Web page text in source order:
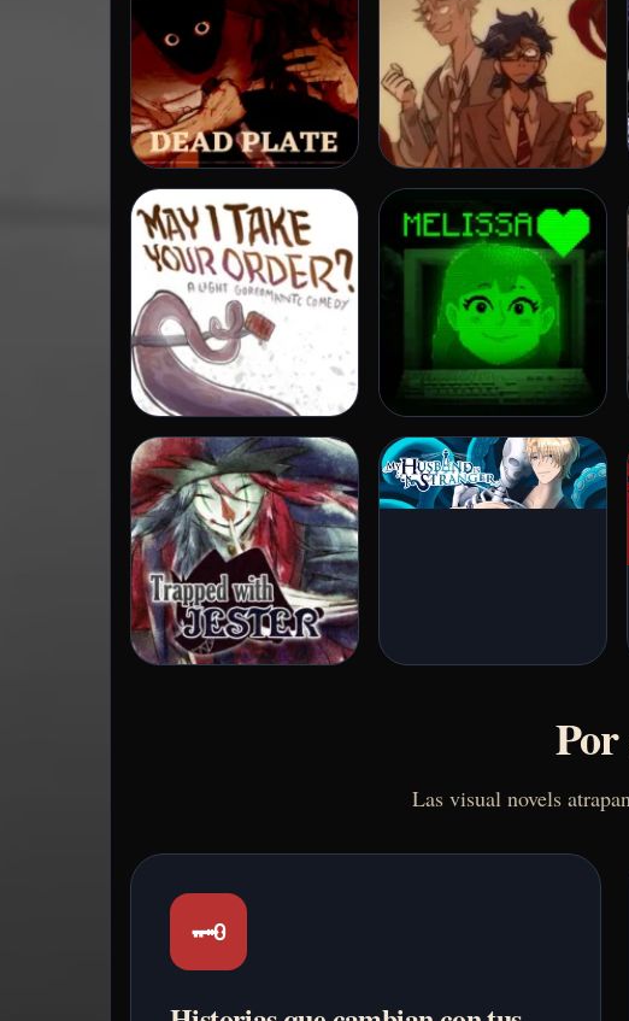
Por
Las visual novels
🗝️